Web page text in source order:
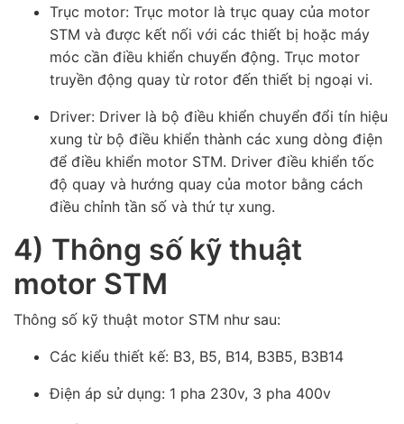
Trục motor: Trục motor là trục quay của motor
STM và được kết nối với các thiết bị hoặc máy
móc cần điều khiển chuyển động. Trục motor
truyền động quay từ rotor đến thiết bị ngoại vi.
Driver: Driver là bộ điều khiển chuyển đổi tín hiệu
xung từ bộ điều khiển thành các xung dòng điện
để điều khiển motor STM. Driver điều khiển tốc
độ quay và hướng quay của motor bằng cách
điều chỉnh tần số và thứ tự xung.
4) Thông số kỹ thuật
motor STM
Thông số kỹ thuật motor STM như sau:
Các kiểu thiết kế: B3, B5, B14, B3B5, B3B14
Điện áp sử dụng: 1 pha 230v, 3 pha 400v